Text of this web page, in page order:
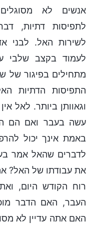
אנשים לא
לתפיסות דתיות,
לשירות האל. לבני
לעמוד בקצב שלבי
מתחילים בפיגור של
התפיסות הדתיות
וגאוותן ביותר. לאל
עשה בעבר ואם הם
באמת אינך יכול
לדברים שהאל אמר
את עבודתו של האל?
רוח הקודש היום,
העבר, האם הדבר
האם אתה עדיין לא